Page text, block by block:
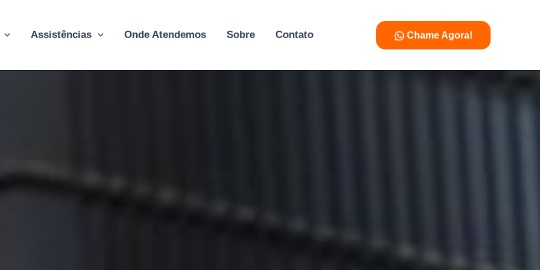
Assistências Onde Atendemos Sobre Contato Chame Agora!